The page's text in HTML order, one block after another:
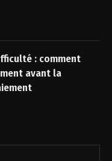
: comment
avant la